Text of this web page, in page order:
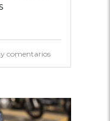
comentarios